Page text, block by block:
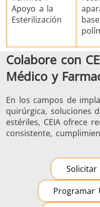
Apoyo a la
Esterilización
Colabore con
Médico y
En los campos de
quirúrgica, soluciones
estériles, CEIA ofrece
consistente,
Solicitar
Programar